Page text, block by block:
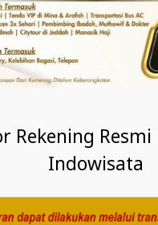
Rekening Resmi
Indowisata